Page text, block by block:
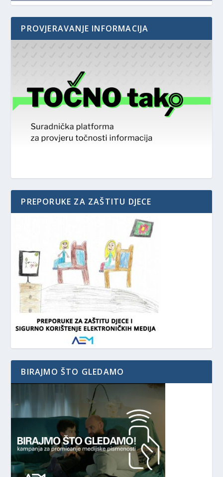
PROVJERAVANJE INFORMACIJA
PREPORUKE ZA ZAŠTITU DJECE
BIRAJMO ŠTO GLEDAMO